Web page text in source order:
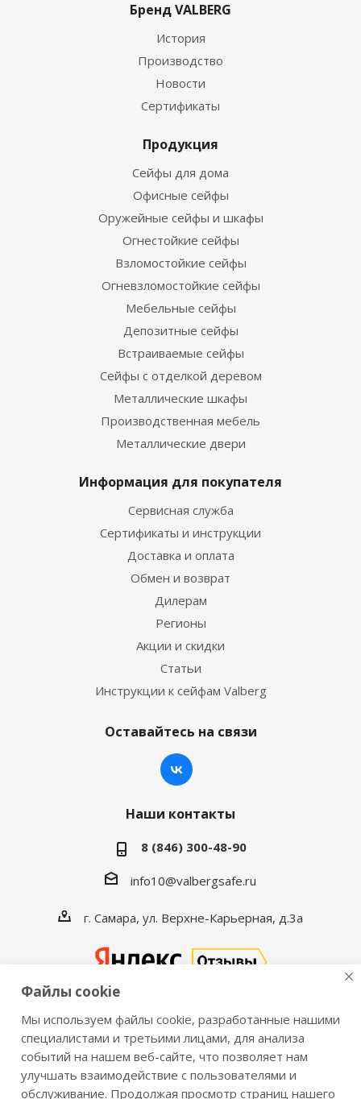
Бренд VALBERG
История
Производство
Новости
Сертификаты
Продукция
Сейфы для дома
Офисные сейфы
Оружейные сейфы и шкафы
Огнестойкие сейфы
Взломостойкие сейфы
Огневзломостойкие сейфы
Мебельные сейфы
Депозитные сейфы
Встраиваемые сейфы
Сейфы с отделкой деревом
Металлические шкафы
Производственная мебель
Металлические двери
Информация для покупателя
Сервисная служба
Сертификаты и инструкции
Доставка и оплата
Обмен и возврат
Дилерам
Регионы
Акции и скидки
Статьи
Инструкции к сейфам Valberg
Оставайтесь на связи
Наши контакты
8 (846) 300-48-90
info10@valbergsafe.ru
г. Самара, ул. Верхне-Карьерная, д.3а
2016-2026 © VALBERGSAFE.RU — Интернет-магазин
сейфов Valberg и металлической мебели Практик.
Продажа сейфов для дома и офиса, металлических
шкафов, стеллажей, металлических дверей.
Файлы cookie
Мы используем файлы cookie, разработанные нашими
специалистами и третьими лицами, для анализа
событий на нашем веб-сайте, что позволяет нам
улучшать взаимодействие с пользователями и
обслуживание. Продолжая просмотр страниц нашего